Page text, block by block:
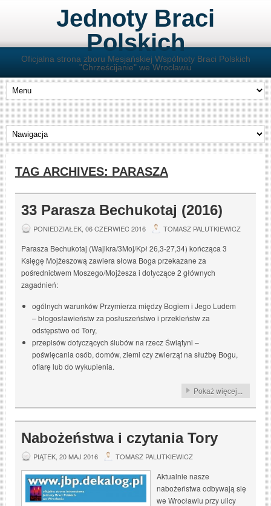
Jednoty Braci
Polskich
Oficjalna strona zboru Mesjańskiej Wspólnoty Braci Polskich
"Chrześcijanie" we Wrocławiu
TAG ARCHIVES: PARASZA
33 Parasza Bechukotaj (2016)
PONIEDZIAŁEK, 06 CZERWIEC 2016 TOMASZ PALUTKIEWICZ
Parasza Bechukotaj (Wajikra/3Moj/Kpł 26,3-27,34) kończąca 3
Księgę Mojżeszową zawiera słowa Boga przekazane za
pośrednictwem Moszego/Mojżesza i dotyczące 2 głównych
zagadnień:
ogólnych warunków Przymierza między Bogiem i Jego Ludem
– błogosławieństw za posłuszeństwo i przekleństw za
odstępstwo od Tory,
przepisów dotyczących ślubów na rzecz Świątyni –
poświęcania osób, domów, ziemi czy zwierząt na służbę Bogu,
ofiarę lub do wykupienia.
Pokaż więcej...
Nabożeństwa i czytania Tory
PIĄTEK, 20 MAJ 2016 TOMASZ PALUTKIEWICZ
Aktualnie nasze
nabożeństwa odbywają się
we Wrocławiu przy ulicy